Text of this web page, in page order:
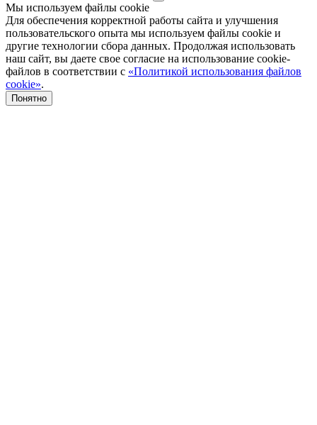
Мы используем файлы cookie
Для обеспечения корректной работы сайта и улучшения
пользовательского опыта мы используем файлы cookie и
другие технологии сбора данных. Продолжая использовать
наш сайт, вы даете свое согласие на использование cookie-
файлов в соответствии с «Политикой использования файлов
cookie».
Понятно